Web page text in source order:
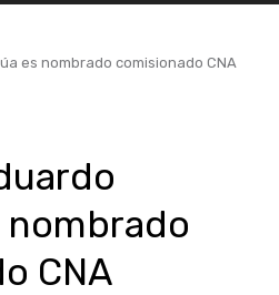
es nombrado comisionado CNA
nombrado
CNA